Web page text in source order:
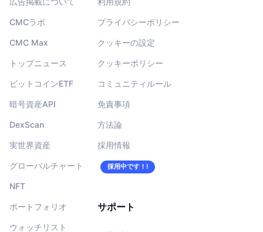
CMCラボ
CMC Max
トップニュース
ビットコインETF
暗号資産API
DexScan
実世界資産
グローバルチャート
NFT
ポートフォリオ
ウォッチリスト
プライバシーポリシー
クッキーの設定
クッキーポリシー
コミュニティルール
免責事項
方法論
採用情報
採用中です！!
サポート